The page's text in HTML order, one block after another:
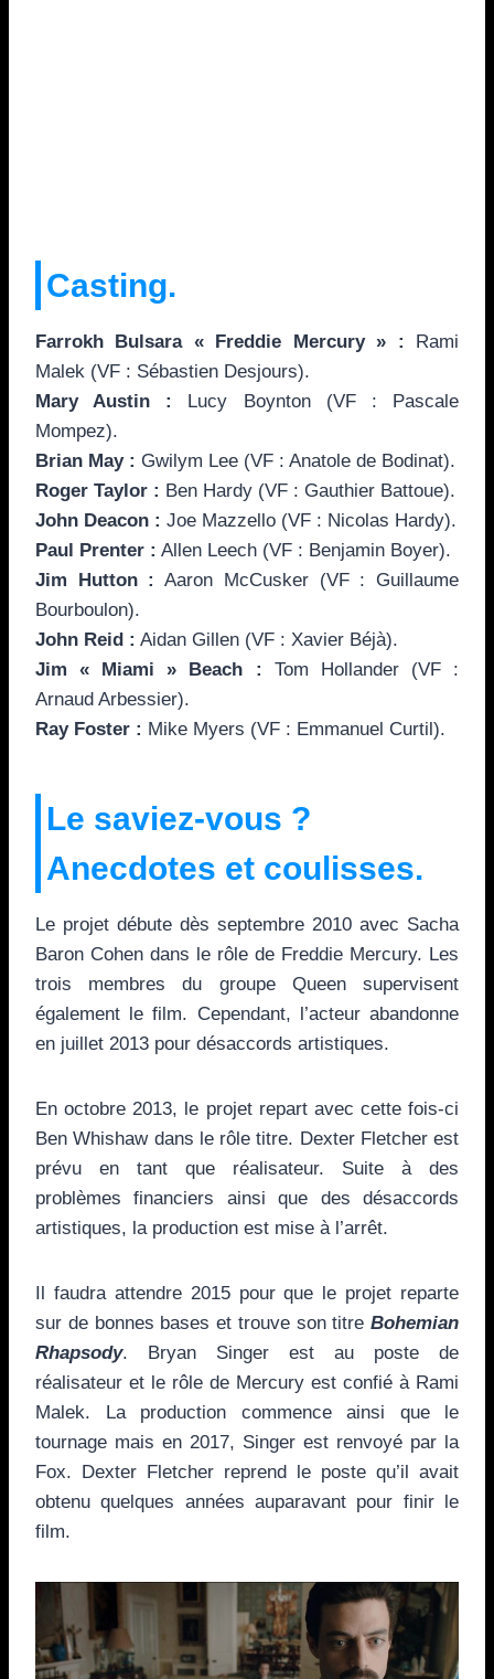
Casting.
Farrokh Bulsara « Freddie Mercury » : Rami
Malek (VF : Sébastien Desjours).
Mary Austin :
Lucy Boynton (VF : Pascale
Mompez).
Brian May : Gwilym Lee (VF : Anatole de Bodinat).
Roger Taylor : Ben Hardy (VF : Gauthier Battoue).
John Deacon : Joe Mazzello (VF : Nicolas Hardy).
Paul Prenter : Allen Leech (VF : Benjamin Boyer).
Jim Hutton : Aaron McCusker (VF : Guillaume
Bourboulon).
John Reid : Aidan Gillen (VF : Xavier Béjà).
Jim « Miami » Beach : Tom Hollander (VF :
Arnaud Arbessier).
Ray Foster : Mike Myers (VF : Emmanuel Curtil).
Le saviez-vous ?
Anecdotes et coulisses.
Le projet débute dès septembre 2010 avec Sacha
Baron Cohen dans le rôle de Freddie Mercury. Les
trois membres du groupe Queen supervisent
également le film. Cependant, l’acteur abandonne
en juillet 2013 pour désaccords artistiques.
En octobre 2013, le projet repart avec cette fois-ci
Ben Whishaw dans le rôle titre. Dexter Fletcher est
prévu en tant que réalisateur. Suite à des
problèmes financiers ainsi que des désaccords
artistiques, la production est mise à l’arrêt.
Il faudra attendre 2015 pour que le projet reparte
sur de bonnes bases et trouve son titre Bohemian
Rhapsody. Bryan Singer est au poste de
réalisateur et le rôle de Mercury est confié à Rami
Malek. La production commence ainsi que le
tournage mais en 2017, Singer est renvoyé par la
Fox. Dexter Fletcher reprend le poste qu’il avait
obtenu quelques années auparavant pour finir le
film.